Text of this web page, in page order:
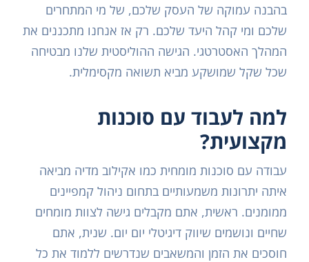
בהבנה עמוקה של העסק שלכם, של מי המתחרים
שלכם ומי קהל היעד שלכם. רק אז אנחנו מתכננים את
המהלך האסטרטגי. הגישה ההוליסטית שלנו מבטיחה
שכל שקל שמושקע מביא תשואה מקסימלית.
למה לעבוד עם סוכנות
מקצועית?
עבודה עם סוכנות מומחית כמו אקילוב מדיה מביאה
איתה יתרונות משמעותיים בתחום ניהול קמפיינים
ממומנים. ראשית, אתם מקבלים גישה לצוות מומחים
שחיים ונושמים שיווק דיגיטלי יום יום. שנית, אתם
חוסכים את הזמן והמשאבים שנדרשים ללמוד את כל